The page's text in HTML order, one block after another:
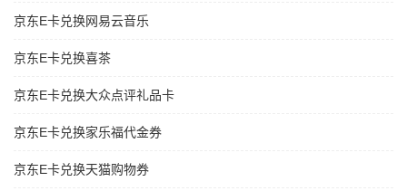
京东E卡兑换网易云音乐
京东E卡兑换喜茶
京东E卡兑换大众点评礼品卡
京东E卡兑换家乐福代金券
京东E卡兑换天猫购物券